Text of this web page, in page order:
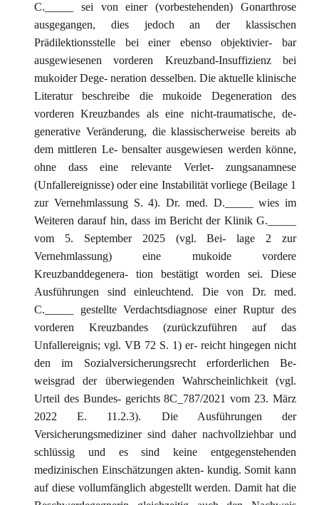
C._____ sei von einer (vorbestehenden) Gonarthrose
ausgegangen, dies jedoch an der klassischen
Prädilektionsstelle bei einer ebenso objektivier- bar
ausgewiesenen vorderen Kreuzband-Insuffizienz bei
mukoider Dege- neration desselben. Die aktuelle klinische
Literatur beschreibe die mukoide Degeneration des
vorderen Kreuzbandes als eine nicht-traumatische, de-
generative Veränderung, die klassischerweise bereits ab
dem mittleren Le- bensalter ausgewiesen werden könne,
ohne dass eine relevante Verlet- zungsanamnese
(Unfallereignisse) oder eine Instabilität vorliege (Beilage 1
zur Vernehmlassung S. 4). Dr. med. D._____ wies im
Weiteren darauf hin, dass im Bericht der Klinik G._____
vom 5. September 2025 (vgl. Bei- lage 2 zur
Vernehmlassung) eine mukoide vordere
Kreuzbanddegenera- tion bestätigt worden sei. Diese
Ausführungen sind einleuchtend. Die von Dr. med.
C._____ gestellte Verdachtsdiagnose einer Ruptur des
vorderen Kreuzbandes (zurückzuführen auf das
Unfallereignis; vgl. VB 72 S. 1) er- reicht hingegen nicht
den im Sozialversicherungsrecht erforderlichen Be-
weisgrad der überwiegenden Wahrscheinlichkeit (vgl.
Urteil des Bundes- gerichts 8C_787/2021 vom 23. März
2022 E. 11.2.3). Die Ausführungen der
Versicherungsmediziner sind daher nachvollziehbar und
schlüssig und es sind keine entgegenstehenden
medizinischen Einschätzungen akten- kundig. Somit kann
auf diese vollumfänglich abgestellt werden. Damit hat die